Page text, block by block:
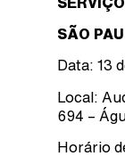
SÃO
Data: 13
Local:
694 –
Horário